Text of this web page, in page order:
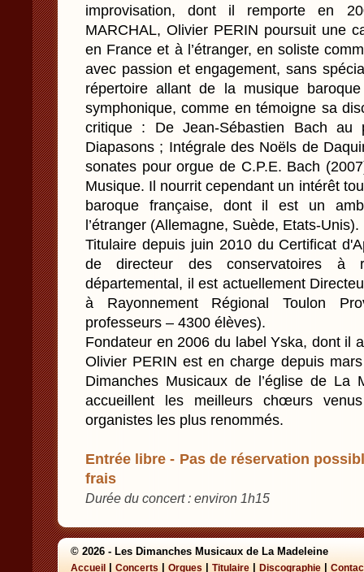
improvisation, dont il remporte en
MARCHAL, Olivier PERIN poursuit une
en France et à l’étranger, en soliste
avec passion et engagement, sans
répertoire allant de la musique
symphonique, comme en témoigne sa
critique : De Jean-Sébastien Bach au
Diapasons ; Intégrale des Noëls de
sonates pour orgue de C.P.E. Bach
Musique. Il nourrit cependant un intérêt
baroque française, dont il est un
l’étranger (Allemagne, Suède, Etats-Unis).
Titulaire depuis juin 2010 du Certificat
de directeur des conservatoires à
départemental, il est actuellement
à Rayonnement Régional Toulon
professeurs – 4300 élèves).
Fondateur en 2006 du label Yska, dont il
Olivier PERIN est en charge depuis
Dimanches Musicaux de l’église de La
accueillent les meilleurs chœurs
organistes les plus renommés.
Entrée libre - Pas de réservation
frais
Durée du concert : environ 1h15
© 2026 - Les Dimanches Musicaux de La Madeleine
Accueil Concerts Orgues Titulaire Discographie